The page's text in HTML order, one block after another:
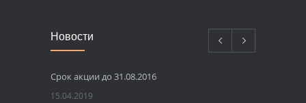
Новости
Срок акции до 31.08.2016
15.04.2019